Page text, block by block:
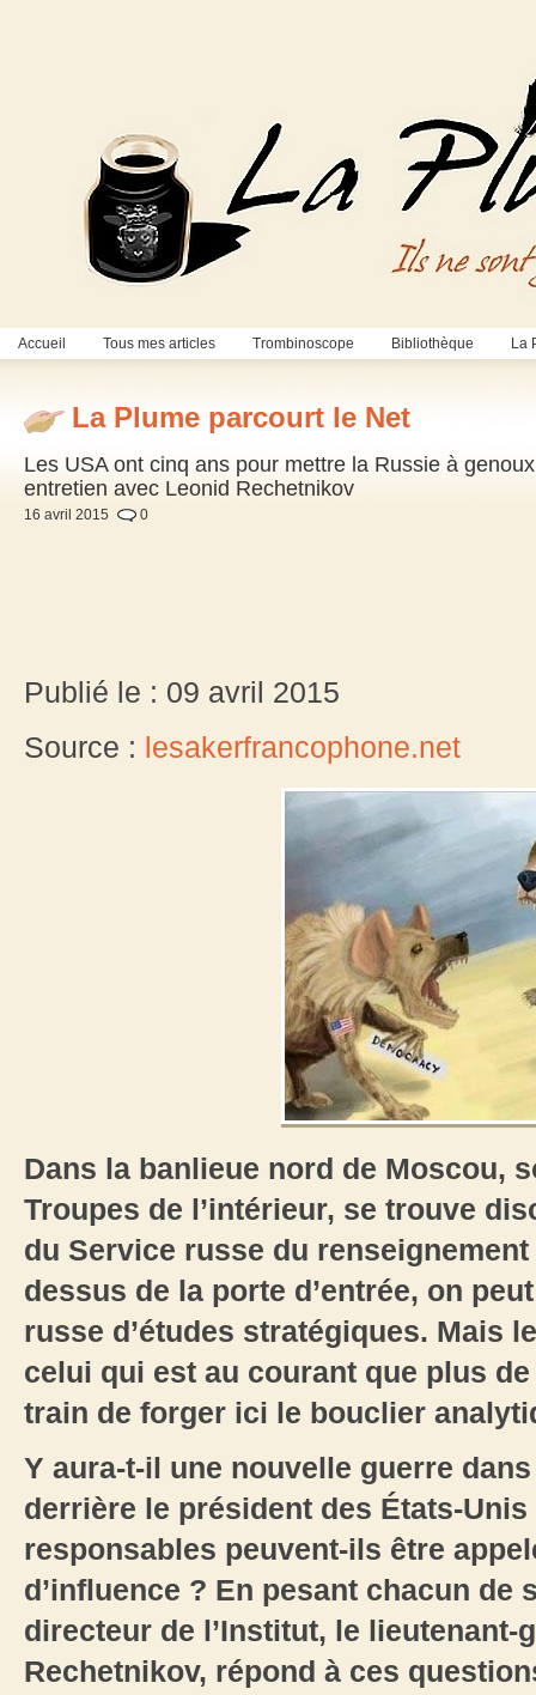
Accueil Tous mes articles Trombinoscope Bibliothèque La
La Plume parcourt le Net
Les USA ont cinq ans pour mettre la Russie à
entretien avec Leonid Rechetnikov
16 avril 2015 0
Publié le : 09 avril 2015
Source : lesakerfrancophone.net
Dans la banlieue nord de Moscou,
Troupes de l’intérieur, se trouve
du Service russe du
dessus de la porte d’entrée, on
russe d’études stratégiques. Mais
celui qui est au courant que plus
train de forger ici le bouclier
Y aura-t-il une nouvelle guerre
derrière le président des États-
responsables peuvent-ils être
d’influence ? En pesant chacun de
directeur de l’Institut, le lieutenant-
Rechetnikov, répond à ces